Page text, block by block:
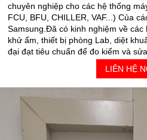
chuyên nghiệp cho các hệ thống
FCU, BFU, CHILLER, VAF...) Của
Samsung.Đã có kinh nghiệm về
khử ẩm, thiết bị phòng Lab, diệt
đại đạt tiêu chuẩn để đo kiểm và
LIÊN HỆ